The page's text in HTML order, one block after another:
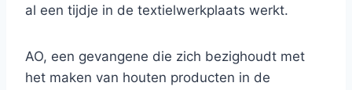
al een tijdje in de textielwerkplaats werkt.
AO, een gevangene die zich bezighoudt met
het maken van houten producten in de